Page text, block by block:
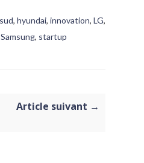
, hyundai, innovation, LG,
Samsung, startup
Article suivant →